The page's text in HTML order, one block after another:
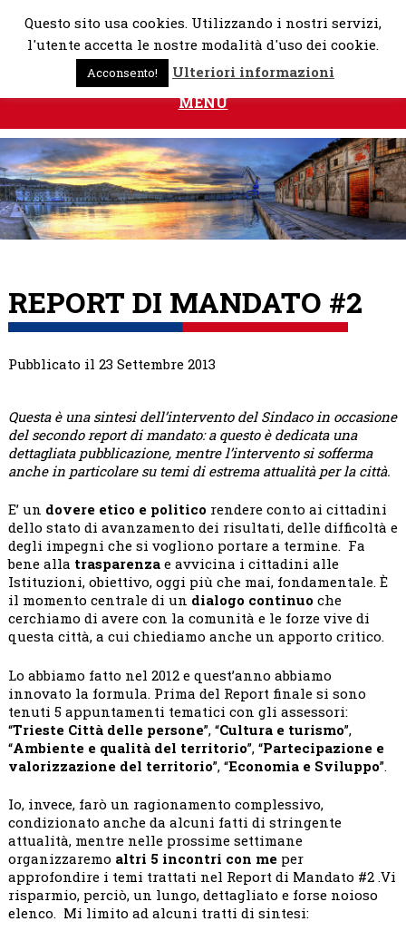
Skip
MENU
REPORT DI MANDATO #2
Pubblicato il 23 Settembre 2013
Questa è una sintesi dell’intervento del Sindaco in occasione
del secondo report di mandato: a questo è dedicata una
dettagliata pubblicazione, mentre l’intervento si sofferma
anche in particolare su temi di estrema attualità per la città.
E’ un dovere etico e politico rendere conto ai cittadini
dello stato di avanzamento dei risultati, delle difficoltà e
degli impegni che si vogliono portare a termine. Fa
bene alla trasparenzae avvicina i cittadini alle
Istituzioni, obiettivo, oggi più che mai, fondamentale. È
il momento centrale di un dialogo continuo che
cerchiamo di avere con la comunità e le forze vive di
questa città, a cui chiediamo anche un apporto critico.
Lo abbiamo fatto nel 2012 e quest’anno abbiamo
innovato la formula. Prima del Report finale si sono
tenuti 5 appuntamenti tematici con gli assessori:
“Trieste Città delle persone”, “Cultura e turismo”,
“Ambiente e qualità del territorio”, “Partecipazione e
valorizzazione del territorio”, “Economia e Sviluppo”.
Io, invece, farò un ragionamento complessivo,
condizionato anche da alcuni fatti di stringente
attualità, mentre nelle prossime settimane
organizzaremo altri 5 incontri con meper
approfondire i temi trattati nel Report di Mandato #2 .Vi
risparmio, perciò, un lungo, dettagliato e forse noioso
elenco. Mi limito ad alcuni tratti di sintesi:
Questo sito usa cookies. Utilizzando i nostri servizi,
l'utente accetta le nostre modalità d'uso dei cookie.
Acconsento! Ulteriori informazioni